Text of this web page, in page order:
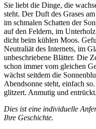
Sie liebt die Dinge, die
steht. Der Duft des Grases
im schmalen Schatten der
auf den Feldern, im
dicht beim kühlen Moos.
Neutraliät des Internets, im
unbeschriebene Blätter. Die
schon immer vom gleichen
wächst seitdem die
Abendsonne steht, einfach
glitzert. Anmutig und entrückt.
Dies ist eine individuelle
Ihre Geschichte.